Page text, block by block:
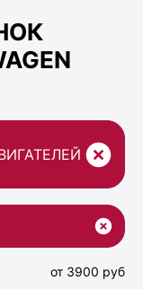
от 3900 руб